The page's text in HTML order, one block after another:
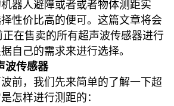
器人避障或者或者物体测距实
性价比高的便可。这篇文章将会
在售卖的所有超声波传感器进行
自己的需求来进行选择。
波传感器
前，我们先来简单的了解一下超
怎样进行测距的：